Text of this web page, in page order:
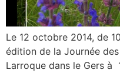
Le 12 octobre 2014, de
édition de la Journée des
Larroque dans le Gers à